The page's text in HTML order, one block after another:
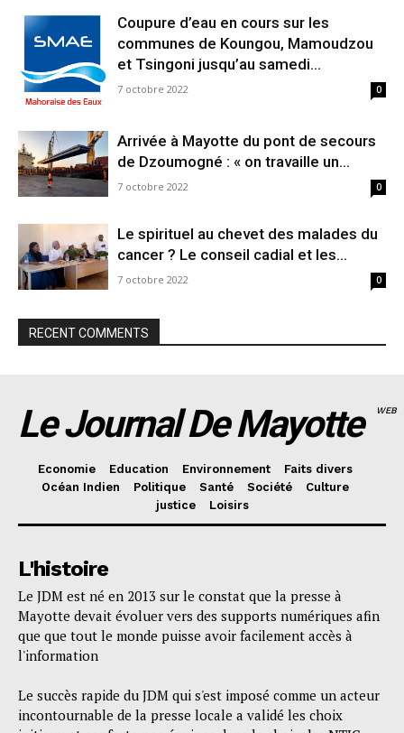
Coupure d’eau en cours sur les
communes de Koungou, Mamoudzou
et Tsingoni jusqu’au samedi...
7 octobre 2022 0
Arrivée à Mayotte du pont de secours
de Dzoumogné : « on travaille un...
7 octobre 2022 0
Le spirituel au chevet des malades du
cancer ? Le conseil cadial et les...
7 octobre 2022 0
RECENT COMMENTS
Le Journal De Mayotte WEB
Economie Education Environnement
Faits divers
Océan Indien
Politique Santé Société
Culture
justice
Loisirs
L'histoire
Le JDM est né en 2013 sur le constat que la presse à
Mayotte devait évoluer vers des supports numériques afin
que que tout le monde puisse avoir facilement accès à
l'information
Le succès rapide du JDM qui s'est imposé comme un acteur
incontournable de la presse locale a validé les choix